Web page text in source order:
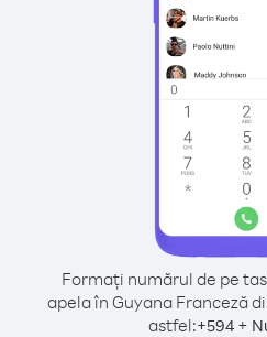
Formați numărul de pe
apela în Guyana Franceză
astfel:+594 +